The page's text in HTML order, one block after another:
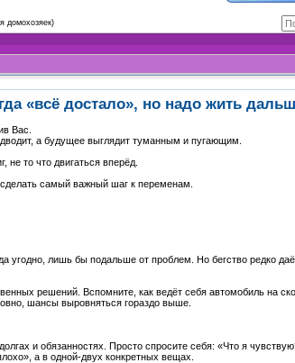
домохозяек)
«всё достало», но надо жить
Вас.
а будущее выглядит туманным и пугающим.
не то что двигаться вперёд.
самый важный шаг к переменам.
угодно, лишь бы подальше от проблем. Но бегство редко
решений. Вспомните, как ведёт себя автомобиль на
шансы выровняться гораздо выше.
и обязанностях. Просто спросите себя: «Что я
а в одной-двух конкретных вещах.